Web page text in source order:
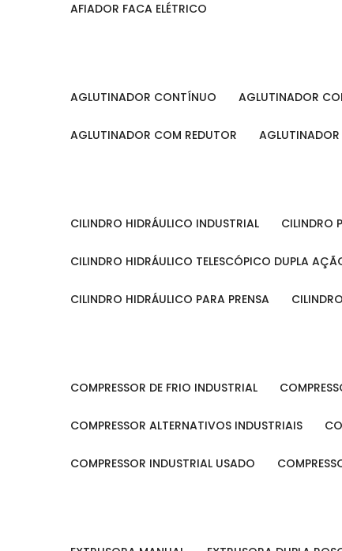
AFIADOR FACA ELÉTRICO
AGLUTINADOR CONTÍNUO AGLUTINADOR
AGLUTINADOR COM REDUTOR
CILINDRO HIDRÁULICO INDUSTRIAL
CILINDRO HIDRÁULICO TELESCÓPICO DUPLA
CILINDRO HIDRÁULICO PARA PRENSA
COMPRESSOR DE FRIO INDUSTRIAL
COMPRESSOR ALTERNATIVOS INDUSTRIAIS
COMPRESSOR INDUSTRIAL USADO